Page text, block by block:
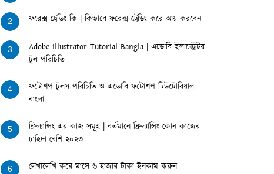
2 ফরেক্স ট্রেডিং কি | কিভাবে ফরেক্স ট্রেডিং করে আয় করবেন
3
Adobe illustrator Tutorial Bangla | এডোবি ইলাস্ট্রেটর
টুল পরিচিতি
4
ফটোশপ টুলস পরিচিতি ও এডোবি ফটোশপ টিউটোরিয়াল
বাংলা
5
ফ্রিল্যান্সিং এর কাজ সমূহ | বর্তমানে ফ্রিল্যান্সিং কোন কাজের
চাহিদা বেশি ২০২৩
6 লেখালেখি করে মাসে ৬ হাজার টাকা ইনকাম করুন